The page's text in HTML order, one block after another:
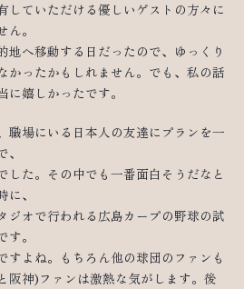
していただける優しいゲストの方々に
。
地へ移動する日だったので、ゆっくり
かったかもしれません。でも、私の話
嬉しかったです。
職場にいる日本人の友達にプランを一
した。その中でも一番面白そうだなと
、
ジオで行われる広島カープの野球の試
。
すよね。もちろん他の球団のファンも
阪神)ファンは激熱な気がします。後